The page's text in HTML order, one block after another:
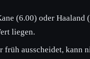
(6.00) oder
liegen.
früh ausscheidet, kann